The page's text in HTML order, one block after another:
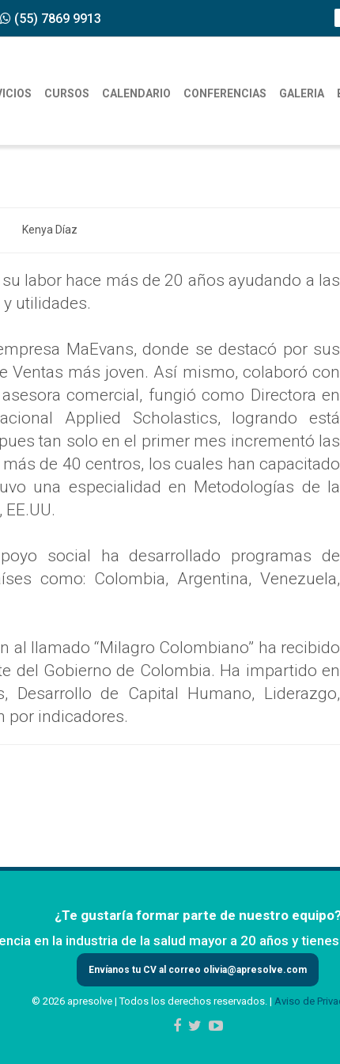
(55) 7869 9913
CURSOS CALENDARIO CONFERENCIAS GALERIA
labor hace más de 20 años ayudando a las
utilidades.
MaEvans, donde se destacó por sus
Ventas más joven. Así mismo, colaboró con
comercial, fungió como Directora en
Applied Scholastics, logrando está
tan solo en el primer mes incrementó las
de 40 centros, los cuales han capacitado
una especialidad en Metodologías de la
social ha desarrollado programas de
como: Colombia, Argentina, Venezuela,
al llamado “Milagro Colombiano” ha recibido
del Gobierno de Colombia. Ha impartido en
de Capital Humano, Liderazgo,
por indicadores.
¿Te gustaría formar parte de nuestro
en la industria de la salud mayor a 20 años y
Envíanos tu CV al correo olivia@apresolve.com
© 2026 apresolve | Todos los derechos reservados. | Aviso de